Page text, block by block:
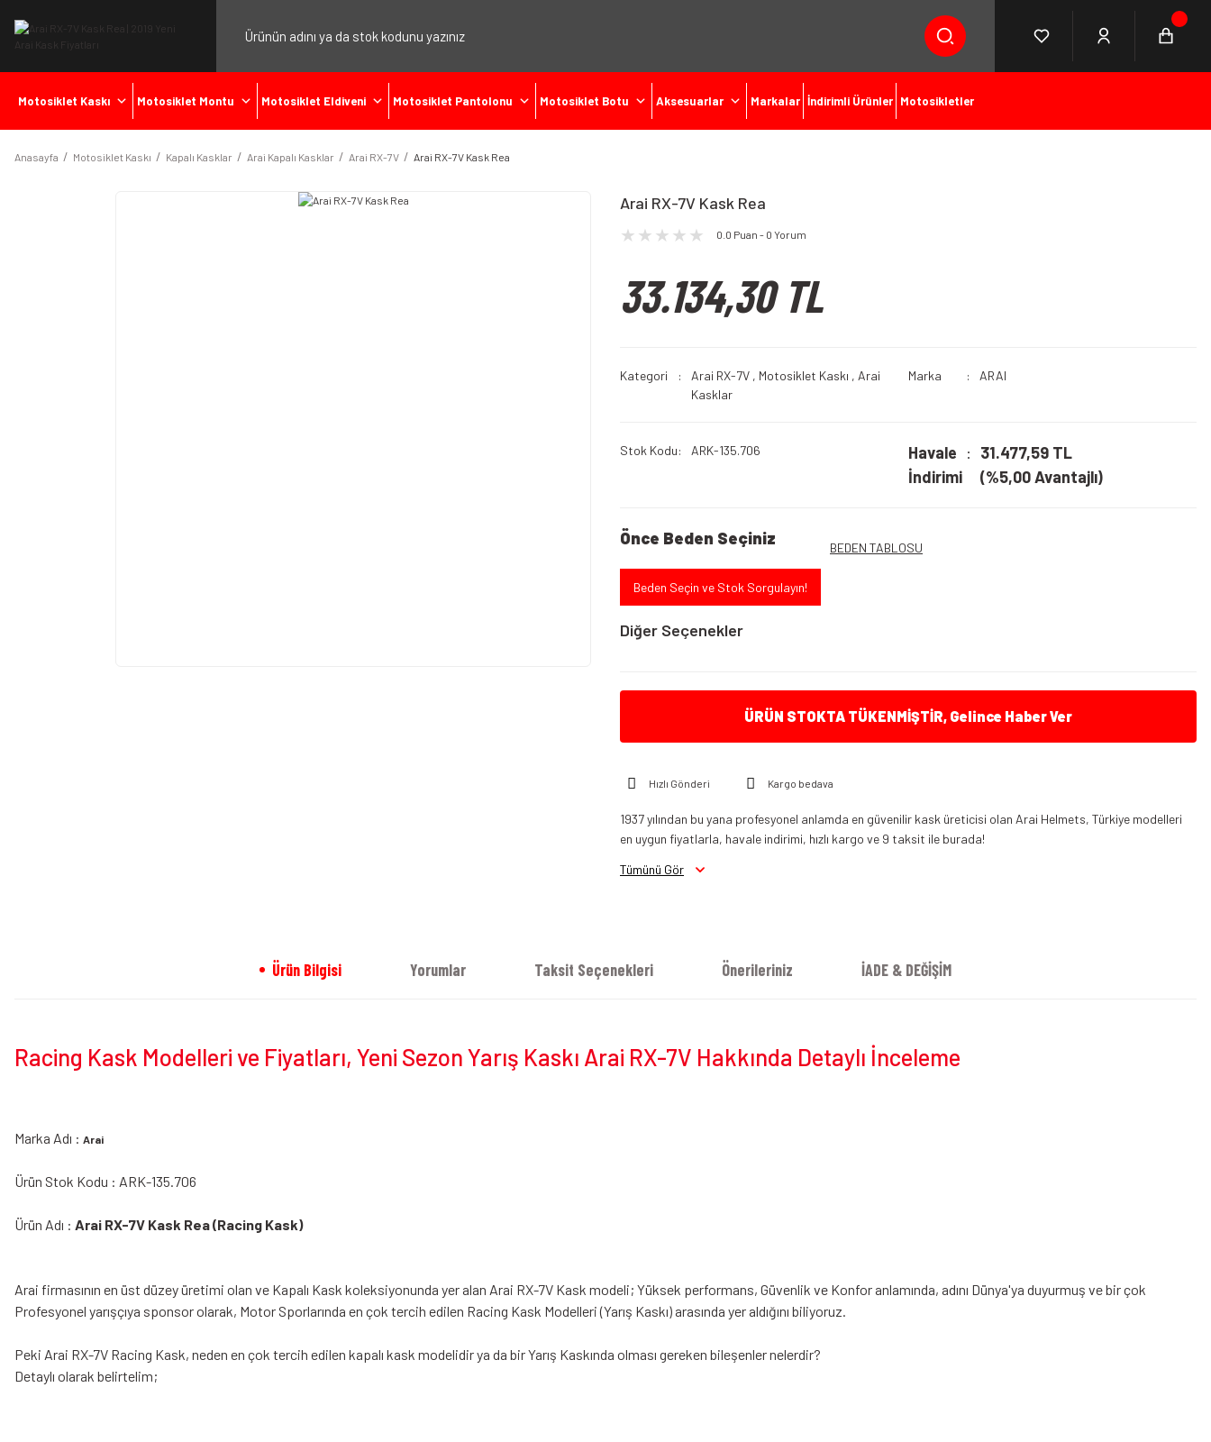
Motosiklet Kaskı Motosiklet Montu Motosiklet Eldiveni Motosiklet Pantolonu Motosiklet Botu Aksesuarlar Markalar İndirimli Ürünler Motosikletler
Anasayfa Motosiklet Kaskı Kapalı Kasklar Arai Kapalı Kasklar Arai RX-7V Arai RX-7V Kask Rea
Arai RX-7V Kask Rea
0.0 Puan - 0 Yorum
33.134,30 TL
Kategori Arai RX-7V , Motosiklet Kaskı , Arai
Kasklar
Marka ARAI
Stok Kodu ARK-135.706
Havale
İndirimi
31.477,59 TL
(%5,00 Avantajlı)
Önce Beden Seçiniz BEDEN TABLOSU
Beden Seçin ve Stok Sorgulayın!
Diğer Seçenekler
Arai RX7 V Evo Kask Parlak Siyah
Arai RX7 V Evo Kask Siyah
ÜRÜN STOKTA TÜKENMİŞTİR, Gelince Haber Ver
Hızlı Gönderi Kargo bedava
1937 yılından bu yana profesyonel anlamda en güvenilir kask üreticisi olan Arai Helmets, Türkiye modelleri
en uygun fiyatlarla, havale indirimi, hızlı kargo ve 9 taksit ile burada!
Tümünü Gör
Ürün Bilgisi Yorumlar Taksit Seçenekleri Önerileriniz İADE & DEĞİŞİM
Racing Kask Modelleri ve Fiyatları, Yeni Sezon Yarış Kaskı Arai RX-7V Hakkında Detaylı İnceleme
Marka Adı : Arai
Ürün Stok Kodu : ARK-135.706
Ürün Adı : Arai RX-7V Kask Rea (Racing Kask)
Arai firmasının en üst düzey üretimi olan ve Kapalı Kask koleksiyonunda yer alan Arai RX-7V Kask modeli; Yüksek performans, Güvenlik ve Konfor anlamında, adını Dünya'ya duyurmuş ve bir çok
Profesyonel yarışçıya sponsor olarak, Motor Sporlarında en çok tercih edilen Racing Kask Modelleri (Yarış Kaskı) arasında yer aldığını biliyoruz.
Peki Arai RX-7V Racing Kask, neden en çok tercih edilen kapalı kask modelidir ya da bir Yarış Kaskında olması gereken bileşenler nelerdir?
Detaylı olarak belirtelim;